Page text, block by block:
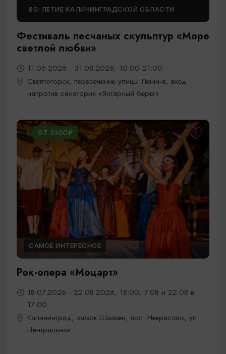
80-ЛЕТИЕ КАЛИНИНГРАДСКОЙ ОБЛАСТИ
Фестиваль песчаных скульптур «Море
светлой любви»
11.06.2026 - 31.08.2026, 10:00-21:00
Светлогорск, пересечение улицы Ленина, вход
напротив санатория «Янтарный берег»
ОТ 3300₽
САМОЕ ИНТЕРЕСНОЕ
Рок-опера «Моцарт»
18.07.2026 - 22.08.2026, 18:00, 7.08 и 22.08 в
17:00
Калининград, замок Шаакен, пос. Некрасово, ул.
Центральная